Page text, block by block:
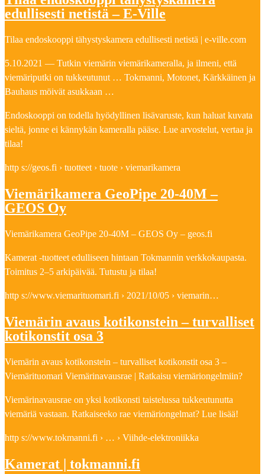
edullisesti netistä – E-Ville
Tilaa endoskooppi tähystyskamera edullisesti netistä | e-ville.com
5.10.2021 — Tutkin viemärin viemärikameralla, ja ilmeni, että
viemäriputki on tukkeutunut … Tokmanni, Motonet, Kärkkäinen ja
Bauhaus möivät asukkaan …
Endoskooppi on todella hyödyllinen lisävaruste, kun haluat kuvata
sieltä, jonne ei kännykän kameralla pääse. Lue arvostelut, vertaa ja
tilaa!
http s://geos.fi › tuotteet › tuote › viemarikamera
Viemärikamera GeoPipe 20-40M –
GEOS Oy
Viemärikamera GeoPipe 20-40M – GEOS Oy – geos.fi
Kamerat -tuotteet edulliseen hintaan Tokmannin verkkokaupasta.
Toimitus 2–5 arkipäivää. Tutustu ja tilaa!
http s://www.viemarituomari.fi › 2021/10/05 › viemarin…
Viemärin avaus kotikonstein – turvalliset
kotikonstit osa 3
Viemärin avaus kotikonstein – turvalliset kotikonstit osa 3 –
Viemärituomari Viemärinavausrae | Ratkaisu viemäriongelmiin?
Viemärinavausrae on yksi kotikonsti taistelussa tukkeutunutta
viemäriä vastaan. Ratkaiseeko rae viemäriongelmat? Lue lisää!
http s://www.tokmanni.fi › … › Viihde-elektroniikka
Kamerat | tokmanni.fi